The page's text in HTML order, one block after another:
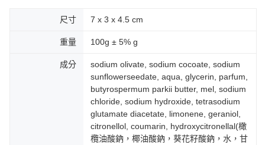
尺寸 7 x 3 x 4.5 cm
重量 100g ± 5% g
成分
sodium olivate, sodium cocoate, sodium
sunflowerseedate, aqua, glycerin, parfum,
butyrospermum parkii butter, mel, sodium
chloride, sodium hydroxide, tetrasodium
glutamate diacetate, limonene, geraniol,
citronellol, coumarin, hydroxycitronellal(橄
欖油酸鈉，椰油酸鈉，葵花籽酸鈉，水，甘